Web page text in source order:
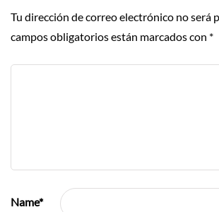
Tu dirección de correo electrónico no será
campos obligatorios están marcados con *
Name*